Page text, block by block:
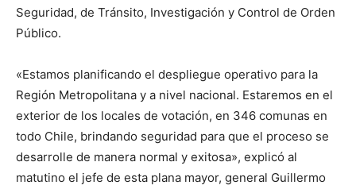
Seguridad, de Tránsito, Investigación y Control de Orden
Público.
«Estamos planificando el despliegue operativo para la
Región Metropolitana y a nivel nacional. Estaremos en el
exterior de los locales de votación, en 346 comunas en
todo Chile, brindando seguridad para que el proceso se
desarrolle de manera normal y exitosa», explicó al
matutino el jefe de esta plana mayor, general Guillermo